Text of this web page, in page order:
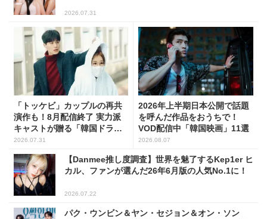
2026.07.31
「トッケビ」カップルの再共
演作も！8月配信終了 実力派
キャストが贈る「韓国ドラ
マ」5選
2026.07.31
2026年上半期日本公開で話題
を呼んだ作品をおうちで！
VOD配信中「韓国映画」11選
2026.08.07
【Danmee推し度調査】世界を魅了するKep1er ヒ
カル、ファンが選んだ26年6月版の人気No.1に！
2026.07.22
パク・ウンビン＆ヤン・セジョン＆オン・ソン